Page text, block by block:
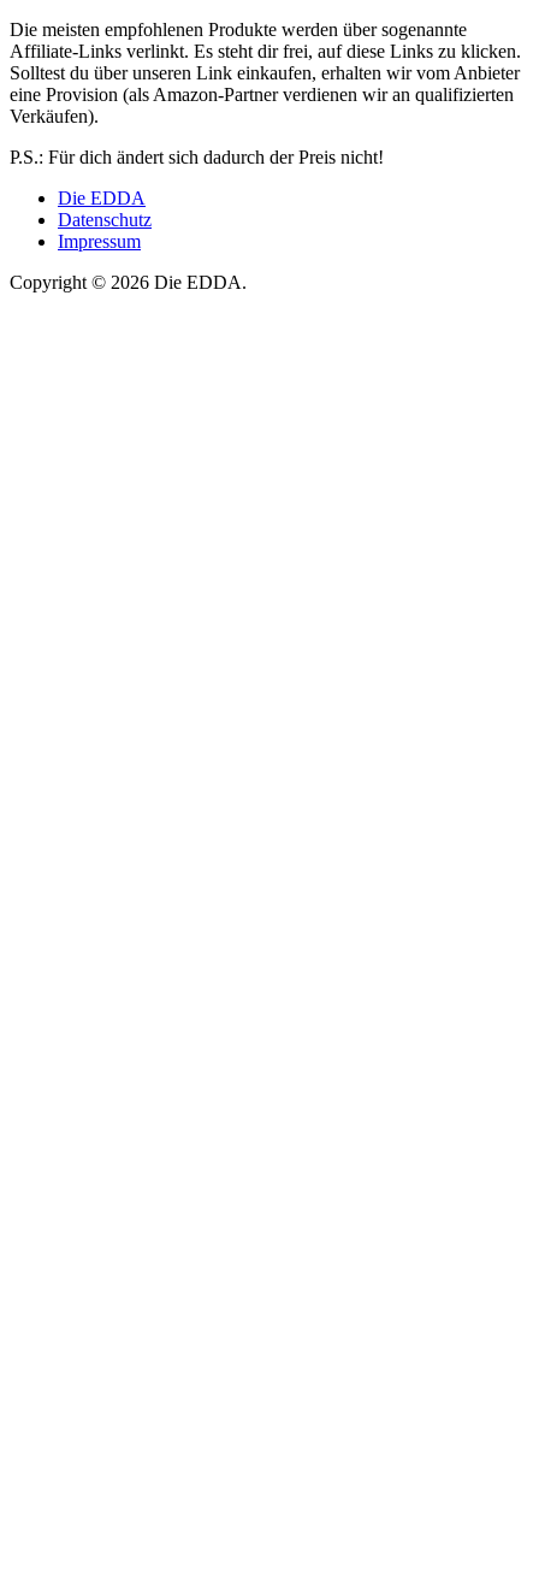
Die meisten empfohlenen Produkte werden über sogenannte
Affiliate-Links verlinkt. Es steht dir frei, auf diese Links zu klicken.
Solltest du über unseren Link einkaufen, erhalten wir vom Anbieter
eine Provision (als Amazon-Partner verdienen wir an qualifizierten
Verkäufen).
P.S.: Für dich ändert sich dadurch der Preis nicht!
Die EDDA
Datenschutz
Impressum
Copyright © 2026 Die EDDA.